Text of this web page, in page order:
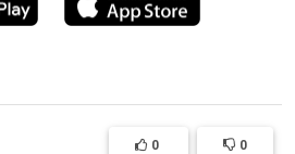
0 0